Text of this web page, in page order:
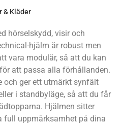
& Kläder
hörselskydd, visir och
hjälm är robust men
vara modulär, så att du kan
att passa alla förhållanden.
och ger ett utmärkt synfält
i standbyläge, så att du får
Hjälmen sitter
full uppmärksamhet på dina